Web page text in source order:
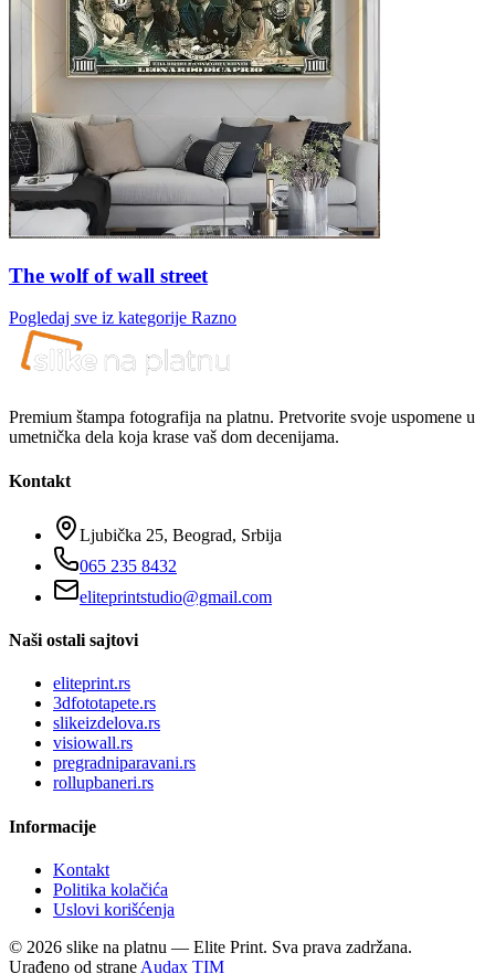
The wolf of wall street
Pogledaj sve iz kategorije Razno
Premium štampa fotografija na platnu. Pretvorite svoje uspomene u
umetnička dela koja krase vaš dom decenijama.
Kontakt
Ljubička 25, Beograd, Srbija
065 235 8432
eliteprintstudio@gmail.com
Naši ostali sajtovi
eliteprint.rs
3dfototapete.rs
slikeizdelova.rs
visiowall.rs
pregradniparavani.rs
rollupbaneri.rs
Informacije
Kontakt
Politika kolačića
Uslovi korišćenja
© 2026 slike na platnu — Elite Print. Sva prava zadržana.
Urađeno od strane Audax TIM